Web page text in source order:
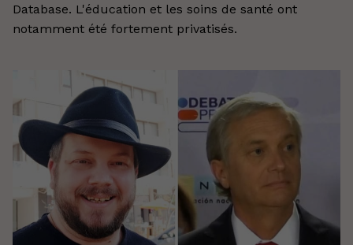
Database. L'éducation et les soins de santé ont
notamment été fortement privatisés.